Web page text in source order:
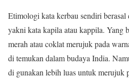
Etimologi kata kerbau sendiri berasal
yakni kata kapila atau kappila. Yang
merah atau coklat merujuk pada
di temukan dalam budaya India.
di gunakan lebih luas untuk merujuk